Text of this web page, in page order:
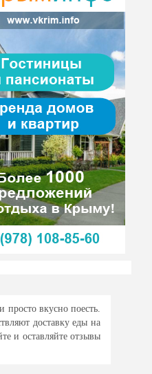
просто вкусно поесть.
доставку еды на
и оставляйте отзывы